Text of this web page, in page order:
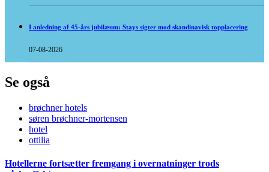
I anledning af 45-års jubilæum: Stays sigter mod skandinavisk topplacering
07-08-2026
Se også
brøchner hotels
søren brøchner-mortensen
hotel
ottilia
Hotellerne fortsætter fremgang i overnatninger trods